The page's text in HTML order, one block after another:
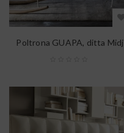
Poltrona GUAPA, ditta Midj